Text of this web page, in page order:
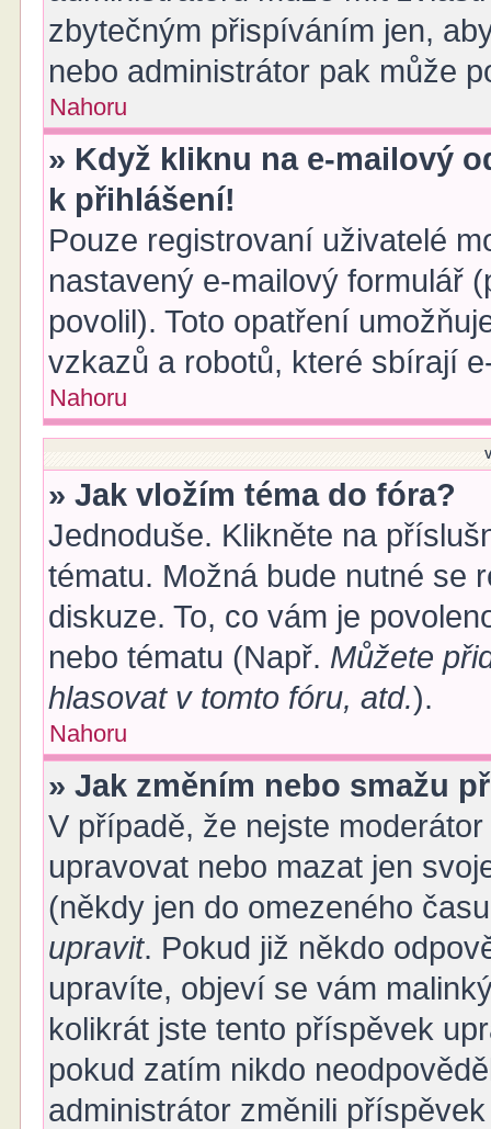
zbytečným přispíváním jen,
nebo administrátor pak může
Nahoru
» Když kliknu na e-mailový
k přihlášení!
Pouze registrovaní uživatelé
nastavený e-mailový formulář
povolil). Toto opatření
vzkazů a robotů, které sbírají
Nahoru
» Jak vložím téma do fóra?
Jednoduše. Klikněte na
tématu. Možná bude nutné se
diskuze. To, co vám je
nebo tématu (Např. Můžete
hlasovat v tomto fóru, atd.).
Nahoru
» Jak změním nebo smažu
V případě, že nejste
upravovat nebo mazat jen
(někdy jen do omezeného
upravit. Pokud již někdo
upravíte, objeví se vám
kolikrát jste tento příspěvek
pokud zatím nikdo
administrátor změnili